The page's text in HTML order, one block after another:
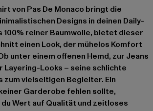
von Pas De Monaco bringt die
Designs in deinen Daily-
reiner Baumwolle, bietet dieser
einen Look, der mühelos Komfort
unter einem offenen Hemd, zur Jeans
Layering-Looks – seine schlichte
zum vielseitigen Begleiter. Ein
Garderobe fehlen sollte,
Wert auf Qualität und zeitloses